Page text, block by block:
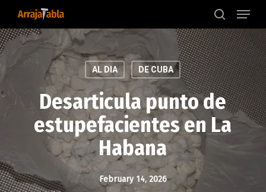
main
content
search
Menu
AL DIA DE CUBA
Desarticula punto de
estupefacientes en La
Habana
February 14, 2026